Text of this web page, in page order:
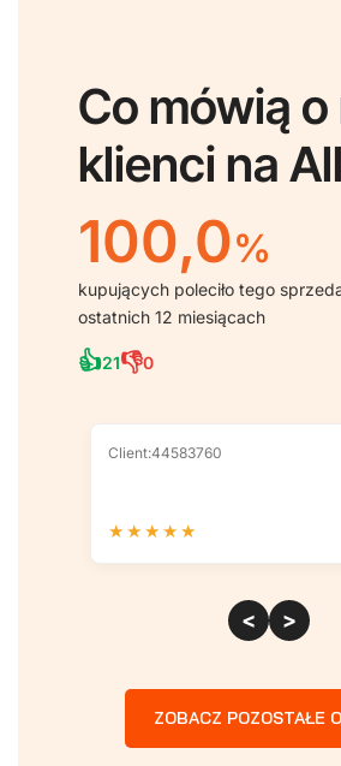
Co mówią o
klienci na
100,0%
kupujących poleciło tego
ostatnich 12 miesiącach
👍21👎0
Client:44583760
★ ★ ★ ★ ★
< >
ZOBACZ POZOSTAŁE